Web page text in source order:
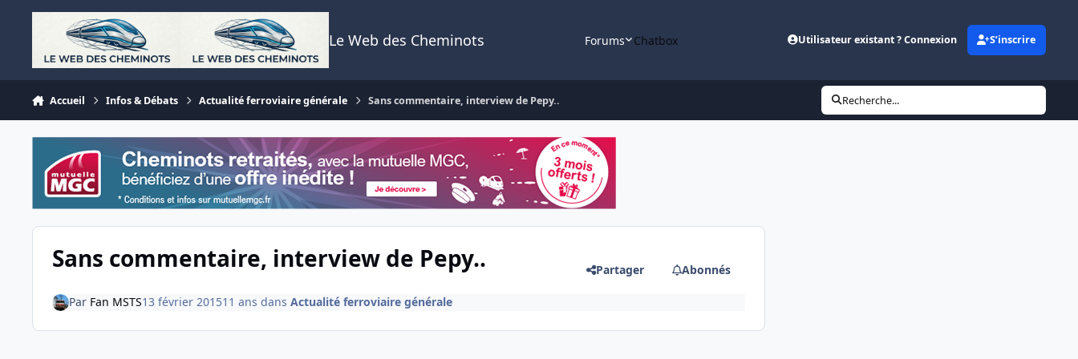
Aller au contenu
Le Web des Cheminots Forums Chatbox Utilisateur existant ? Connexion S’inscrire
Accueil Infos & Débats Actualité ferroviaire générale Sans commentaire, interview de Pepy.. Recherche...
Sans commentaire, interview de Pepy.. Partager Abonnés
Par Fan MSTS13 février 201511 ans dans Actualité ferroviaire générale